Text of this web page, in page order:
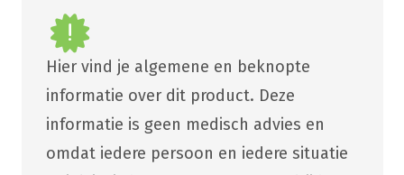
Hier vind je algemene en beknopte
informatie over dit product. Deze
informatie is geen medisch advies en
omdat iedere persoon en iedere situatie